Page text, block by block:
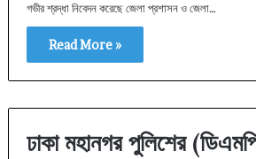
গভীর শ্রদ্ধা নিবেদন করেছে জেলা প্রশাসন ও জেলা…
Read More »
ঢাকা মহানগর পুলিশের